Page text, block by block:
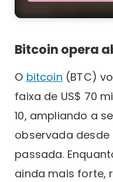
Bitcoin opera
O bitcoin (BTC)
faixa de US$ 70
10, ampliando a
observada
passada.
ainda mais forte,